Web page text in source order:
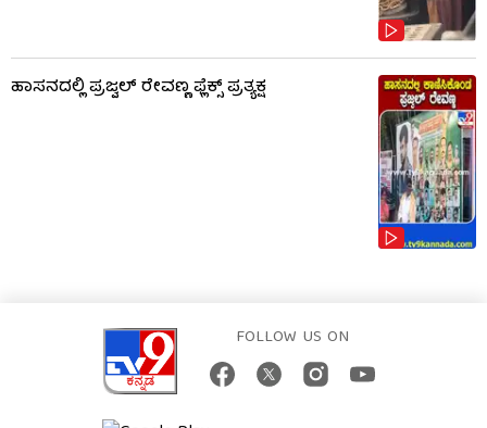
ಹಾಸನದಲ್ಲಿ ಪ್ರಜ್ವಲ್ ರೇವಣ್ಣ ಫ್ಲೆಕ್ಸ್ ಪ್ರತ್ಯಕ್ಷ
FOLLOW US ON